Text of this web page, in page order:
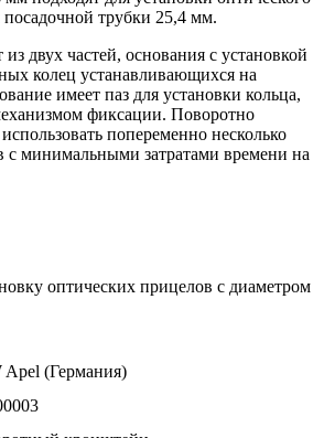
трубки 25,4 мм.
двух частей, основания с установкой
колец устанавливающихся на
имеет паз для установки кольца,
фиксации. Поворотно
попеременно несколько
с минимальными затратами времени на
оптических прицелов с диаметром
Apel (Германия)